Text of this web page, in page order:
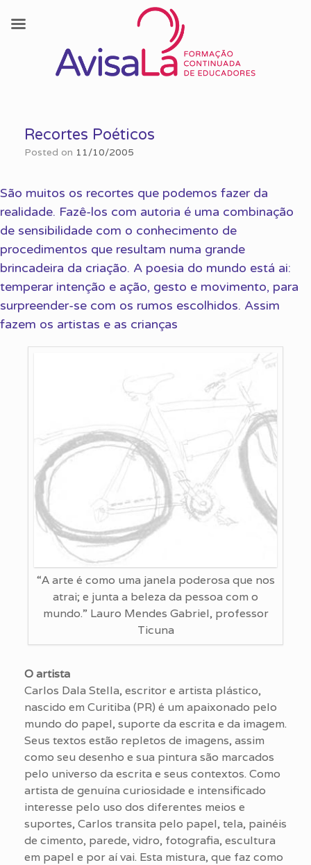
contentRecortes Poéticos
Posted on 11/10/2005
São muitos os recortes que podemos fazer da
realidade. Fazê-los com autoria é uma combinação
de sensibilidade com o conhecimento de
procedimentos que resultam numa grande
brincadeira da criação. A poesia do mundo está ai:
temperar intenção e ação, gesto e movimento, para
surpreender-se com os rumos escolhidos. Assim
fazem os artistas e as crianças
“A arte é como uma janela poderosa que nos
atrai; e junta a beleza da pessoa com o
mundo.” Lauro Mendes Gabriel, professor
Ticuna
O artista
Carlos Dala Stella, escritor e artista plástico,
nascido em Curitiba (PR) é um apaixonado pelo
mundo do papel, suporte da escrita e da imagem.
Seus textos estão repletos de imagens, assim
como seu desenho e sua pintura são marcados
pelo universo da escrita e seus contextos. Como
artista de genuína curiosidade e intensificado
interesse pelo uso dos diferentes meios e
suportes, Carlos transita pelo papel, tela, painéis
de cimento, parede, vidro, fotografia, escultura
em papel e por aí vai. Esta mistura, que faz como